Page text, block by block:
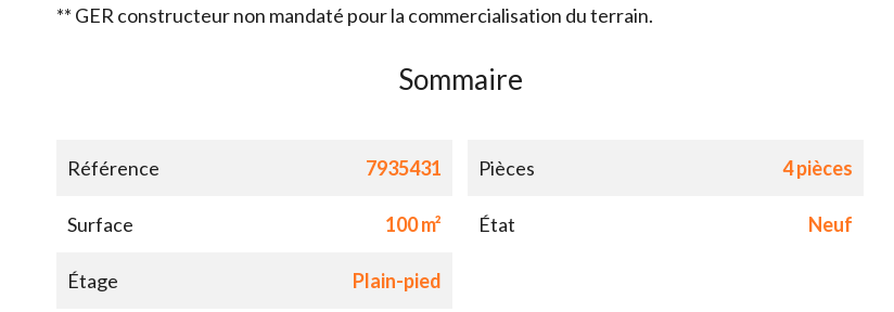
** GER constructeur non mandaté pour la commercialisation du terrain.
Sommaire
Référence 7935431 Pièces 4 pièces
Surface 100 m² État Neuf
Étage Plain-pied